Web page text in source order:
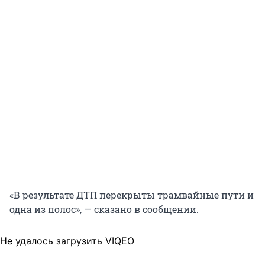
«В результате ДТП перекрыты трамвайные пути и
одна из полос», — сказано в сообщении.
Не удалось загрузить VIQEO